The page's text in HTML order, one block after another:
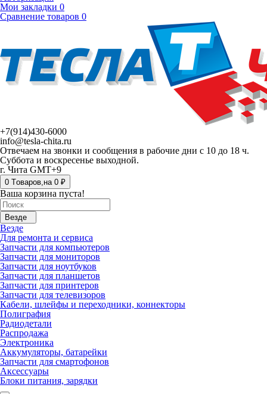
Мои закладки 0
Сравнение товаров 0
+7(914)430-6000
info@tesla-chita.ru
Отвечаем на звонки и сообщения в рабочие дни с 10 до 18 ч.
Суббота и воскресенье выходной.
г. Чита GMT+9
0 Tоваров,на 0 ₽
Ваша корзина пуста!
Везде
Везде
Для ремонта и сервиса
Запчасти для компьютеров
Запчасти для мониторов
Запчасти для ноутбуков
Запчасти для планшетов
Запчасти для принтеров
Запчасти для телевизоров
Кабели, шлейфы и переходники, коннекторы
Полиграфия
Радиодетали
Распродажа
Электроника
Аккумуляторы, батарейки
Запчасти для смартофонов
Аксессуары
Блоки питания, зарядки